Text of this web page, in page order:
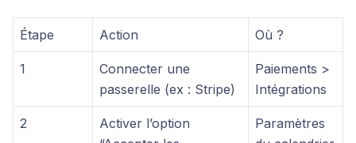
Étape Action Où ?
1
Connecter une
passerelle (ex : Stripe)
Paiements >
Intégrations
2
Activer l’option
Paramètres